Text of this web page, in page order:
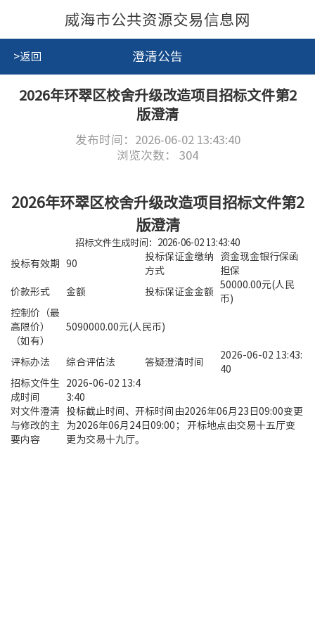
威海市公共资源交易信息网
澄清公告
>返回
2026年环翠区校舍升级改造项目招标文件第2
版澄清
发布时间：2026-06-02 13:43:40
浏览次数： 304
2026年环翠区校舍升级改造项目招标文件第2
版澄清
招标文件生成时间：2026-06-02 13:43:40
投标有效期 90
投标保证金缴纳
方式
资金现金银行保函
担保
价款形式
金额 投标保证金金额 50000.00元(人民
币)
控制价（最
高限价）
（如有）
5090000.00元(人民币)
评标办法 综合评估法 答疑澄清时间
2026-06-02 13:43:
40
招标文件生
成时间
2026-06-02 13:4
3:40
对文件澄清
与修改的主
要内容
投标截止时间、开标时间由2026年06月23日09:00变更
为2026年06月24日09:00； 开标地点由交易十五厅变
更为交易十九厅。